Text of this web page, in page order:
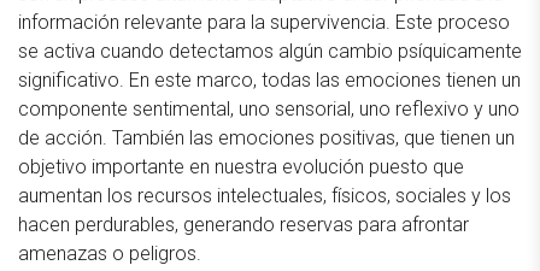
información relevante para la supervivencia. Este proceso
se activa cuando detectamos algún cambio psíquicamente
significativo. En este marco, todas las emociones tienen un
componente sentimental, uno sensorial, uno reflexivo y uno
de acción. También las emociones positivas, que tienen un
objetivo importante en nuestra evolución puesto que
aumentan los recursos intelectuales, físicos, sociales y los
hacen perdurables, generando reservas para afrontar
amenazas o peligros.